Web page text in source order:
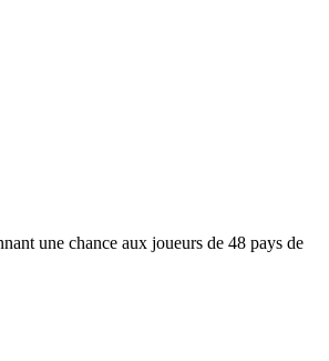
une chance aux joueurs de 48 pays de